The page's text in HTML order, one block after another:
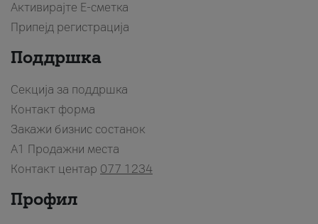
Активирајте Е-сметка
Припејд регистрација
Поддршка
Секција за поддршка
Контакт форма
Закажи бизнис состанок
A1 Продажни места
Контакт центар 077 1234
Профил